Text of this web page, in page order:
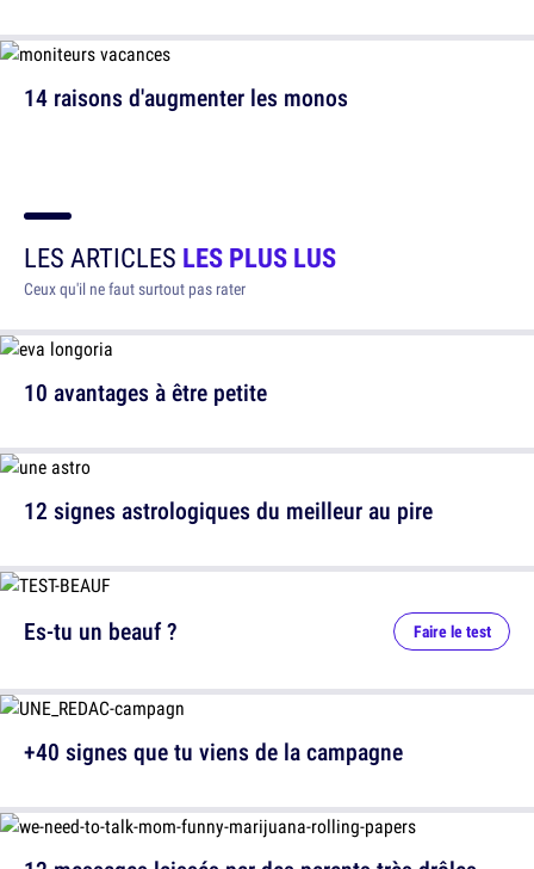
14 raisons d'augmenter les monos
LES ARTICLES LES PLUS LUS
Ceux qu'il ne faut surtout pas rater
10 avantages à être petite
12 signes astrologiques du meilleur au pire
Es-tu un beauf ? Faire le test
+40 signes que tu viens de la campagne